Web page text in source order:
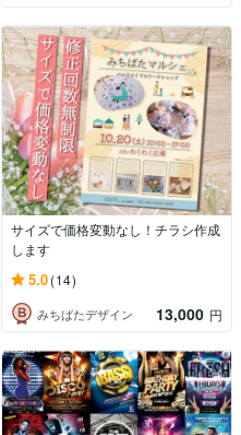
サイズで価格変動なし！チラシ作成
します
5.0(14)
みちばたデザイン 13,000 円